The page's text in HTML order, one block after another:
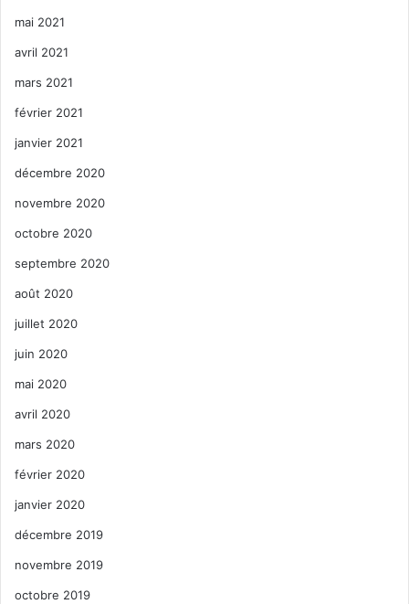
mai 2021
avril 2021
mars 2021
février 2021
janvier 2021
décembre 2020
novembre 2020
octobre 2020
septembre 2020
août 2020
juillet 2020
juin 2020
mai 2020
avril 2020
mars 2020
février 2020
janvier 2020
décembre 2019
novembre 2019
octobre 2019